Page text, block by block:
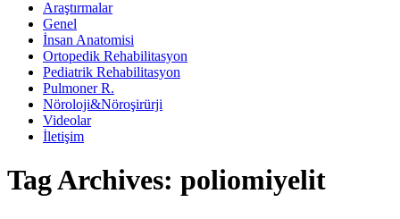
Araştırmalar
Genel
İnsan Anatomisi
Ortopedik Rehabilitasyon
Pediatrik Rehabilitasyon
Pulmoner R.
Nöroloji&Nöroşirürji
Videolar
İletişim
Tag Archives: poliomiyelit